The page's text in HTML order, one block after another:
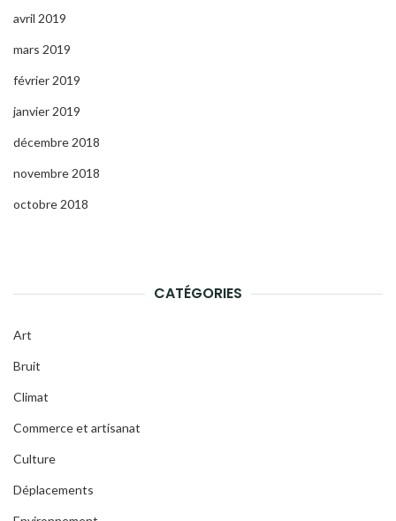
avril 2019
mars 2019
février 2019
janvier 2019
décembre 2018
novembre 2018
octobre 2018
CATÉGORIES
Art
Bruit
Climat
Commerce et artisanat
Culture
Déplacements